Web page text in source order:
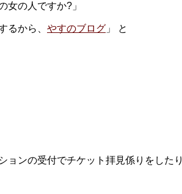
女の人ですか?」
るから、 やすのブログ 」 と
ョンの受付でチケット拝見係りをしたり